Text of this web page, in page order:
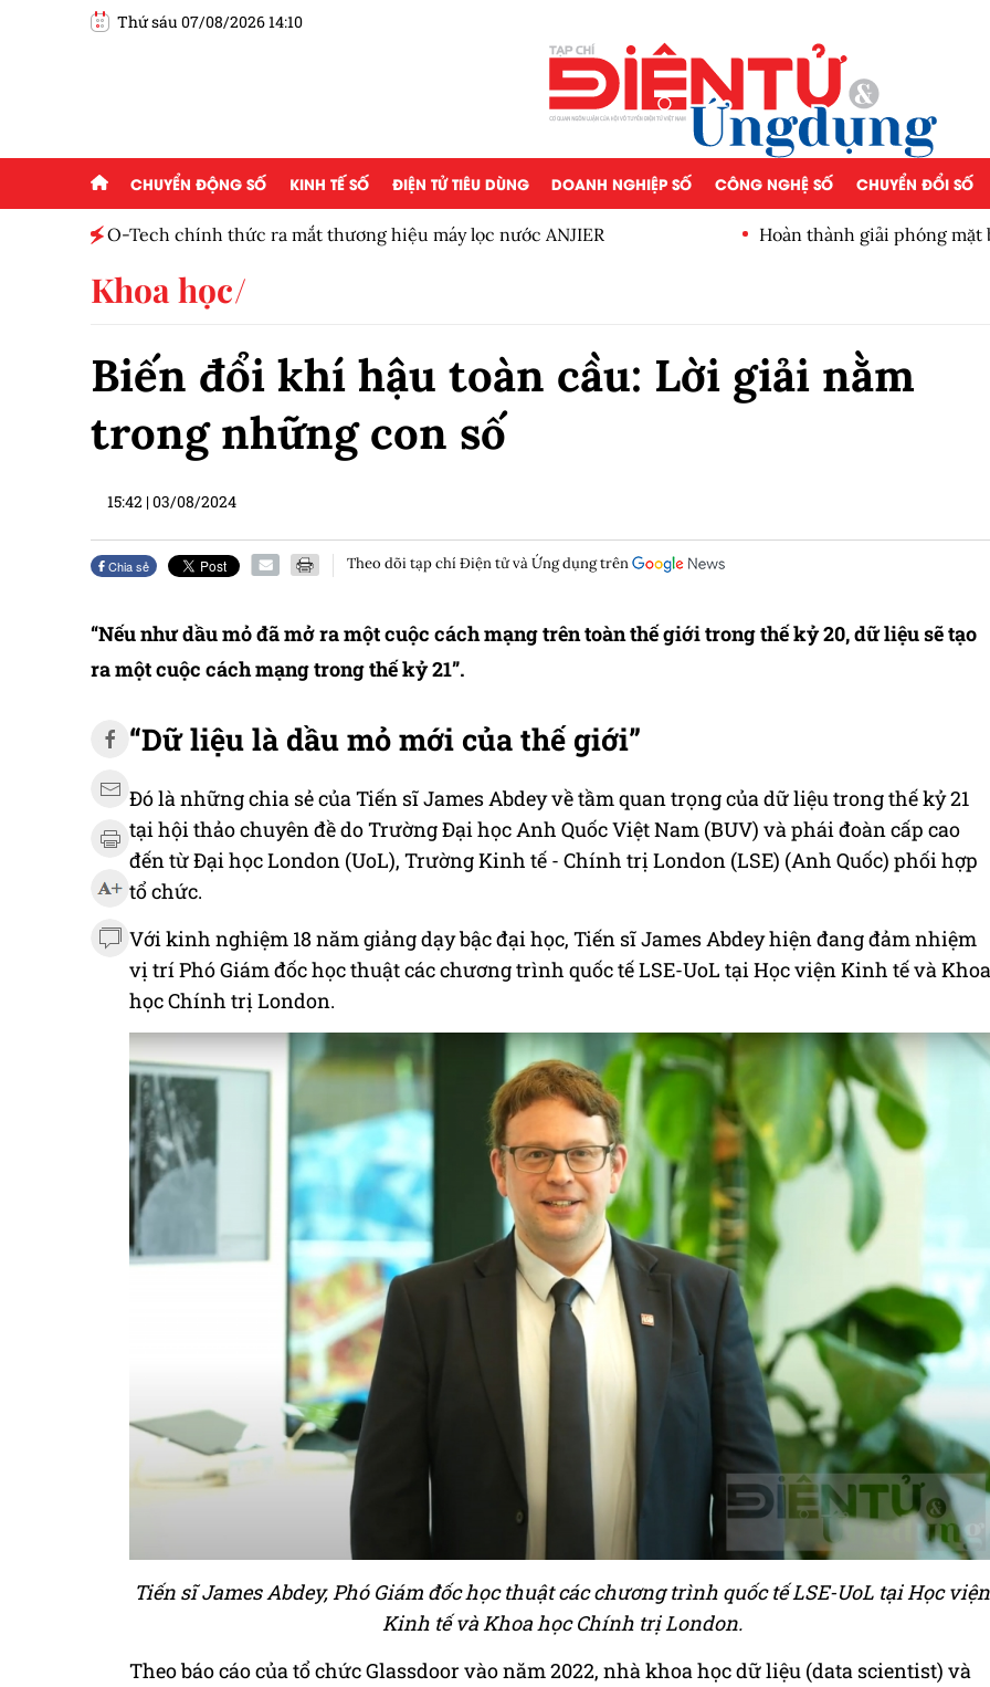
Thứ sáu 07/08/2026 14:10
CHUYỂN ĐỘNG SỐ KINH TẾ SỐ ĐIỆN TỬ TIÊU DÙNG DOANH NGHIỆP SỐ CÔNG NGHỆ SỐ CHUYỂN ĐỔI SỐ
O-Tech chính thức ra mắt thương hiệu máy lọc nước ANJIER
Hoàn thành giải phóng mặt
Khoa học
Biến đổi khí hậu toàn cầu: Lời giải nằm
trong những con số
15:42 |03/08/2024
Chia sẻ Theo dõi tạp chí Điện tử và Ứng dụng trên
“Nếu như dầu mỏ đã mở ra một cuộc cách mạng trên toàn thế giới trong thế kỷ 20, dữ liệu sẽ tạo
ra một cuộc cách mạng trong thế kỷ 21”.
“Dữ liệu là dầu mỏ mới của thế giới”
Đó là những chia sẻ của Tiến sĩ James Abdey về tầm quan trọng của dữ liệu trong thế kỷ 21
tại hội thảo chuyên đề do Trường Đại học Anh Quốc Việt Nam (BUV) và phái đoàn cấp cao
đến từ Đại học London (UoL), Trường Kinh tế - Chính trị London (LSE) (Anh Quốc) phối hợp
tổ chức.
Với kinh nghiệm 18 năm giảng dạy bậc đại học, Tiến sĩ James Abdey hiện đang đảm nhiệm
vị trí Phó Giám đốc học thuật các chương trình quốc tế LSE-UoL tại Học viện Kinh tế và Khoa
học Chính trị London.
Tiến sĩ James Abdey, Phó Giám đốc học thuật các chương trình quốc tế LSE-UoL tại Học viện
Kinh tế và Khoa học Chính trị London.
Theo báo cáo của tổ chức Glassdoor vào năm 2022, nhà khoa học dữ liệu (data scientist) và